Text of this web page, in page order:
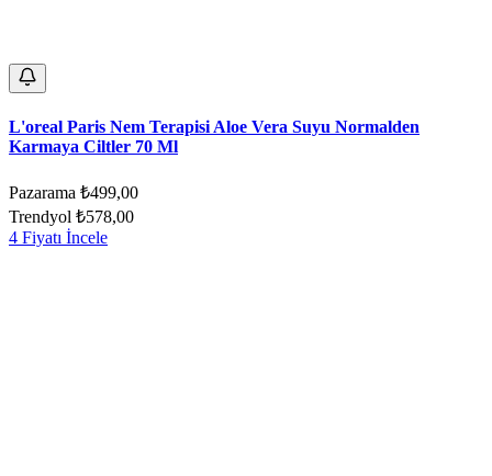
L'oreal Paris Nem Terapisi Aloe Vera Suyu Normalden
Karmaya Ciltler 70 Ml
Pazarama ₺499,00
Trendyol ₺578,00
4 Fiyatı İncele